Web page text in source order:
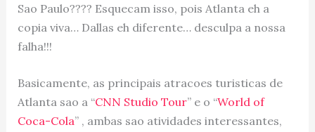
Sao Paulo???? Esquecam isso, pois Atlanta eh a
copia viva… Dallas eh diferente… desculpa a nossa
falha!!!
Basicamente, as principais atracoes turisticas de
Atlanta sao a “CNN Studio Tour” e o “World of
Coca-Cola” , ambas sao atividades interessantes,